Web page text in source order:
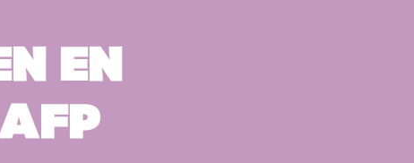
en